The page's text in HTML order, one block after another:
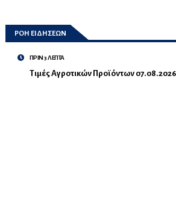
ΡΟΗ ΕΙΔΗΣΕΩΝ
ΠΡΙΝ 3 ΛΕΠΤΑ
Τιμές Αγροτικών Προϊόντων 07.08.2026